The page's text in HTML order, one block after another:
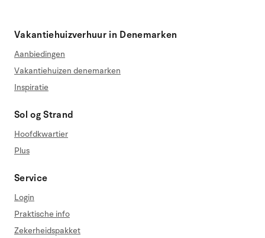
Vakantiehuizverhuur in Denemarken
Aanbiedingen
Vakantiehuizen denemarken
Inspiratie
Sol og Strand
Hoofdkwartier
Plus
Service
Login
Praktische info
Zekerheidspakket